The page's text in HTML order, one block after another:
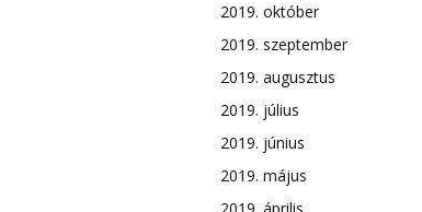
2019. október
2019. szeptember
2019. augusztus
2019. július
2019. június
2019. május